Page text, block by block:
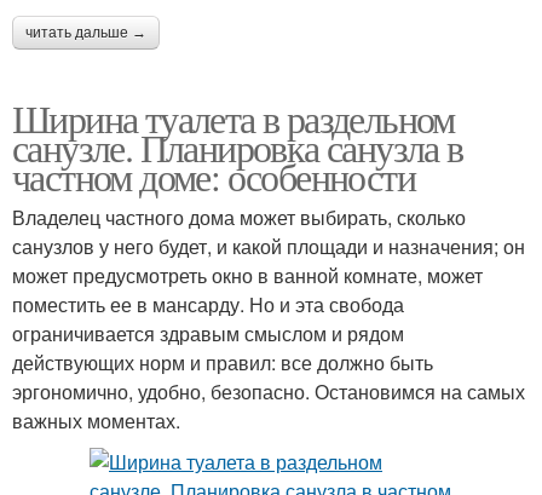
читать дальше →
Ширина туалета в раздельном
санузле. Планировка санузла в
частном доме: особенности
Владелец частного дома может выбирать, сколько
санузлов у него будет, и какой площади и назначения; он
может предусмотреть окно в ванной комнате, может
поместить ее в мансарду. Но и эта свобода
ограничивается здравым смыслом и рядом
действующих норм и правил: все должно быть
эргономично, удобно, безопасно. Остановимся на самых
важных моментах.